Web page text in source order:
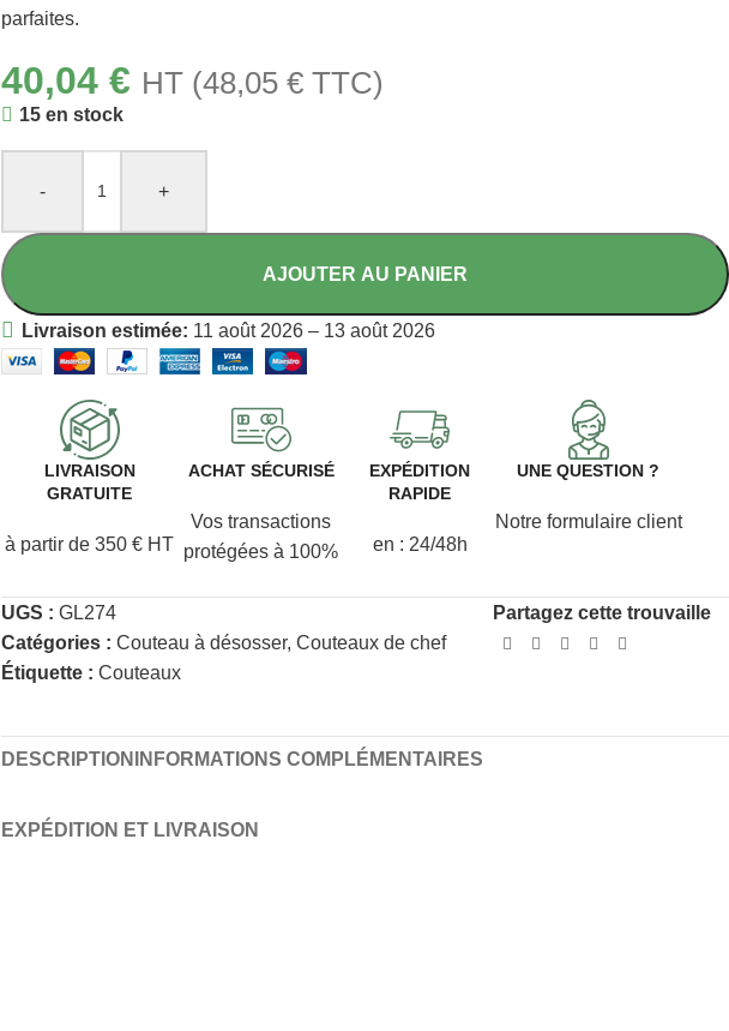
parfaites.
40,04€ HT (48,05€ TTC)
15 en stock
- +
AJOUTER AU PANIER
Livraison estimée: 11 août 2026 – 13 août 2026
LIVRAISON
GRATUITE
à partir de 350 € HT
ACHAT SÉCURISÉ
Vos transactions
protégées à 100%
EXPÉDITION
RAPIDE
en : 24/48h
UNE QUESTION ?
Notre formulaire client
UGS :GL274
Catégories : Couteau à désosser, Couteaux de chef
Étiquette : Couteaux
Partagez cette trouvaille
DESCRIPTION INFORMATIONS COMPLÉMENTAIRES
EXPÉDITION ET LIVRAISON